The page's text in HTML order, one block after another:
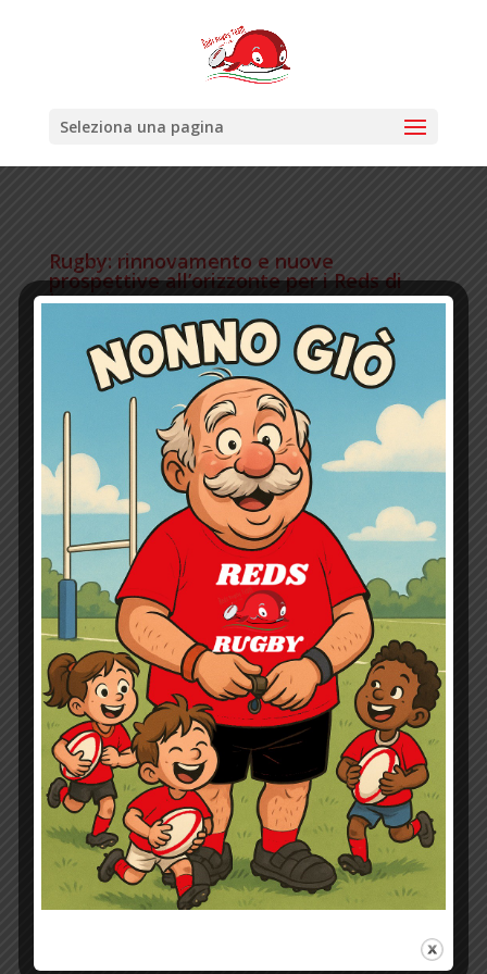
Seleziona una pagina
Rugby: rinnovamento e nuove
prospettive all’orizzonte per i Reds di
Imperia
30 Gen 2025